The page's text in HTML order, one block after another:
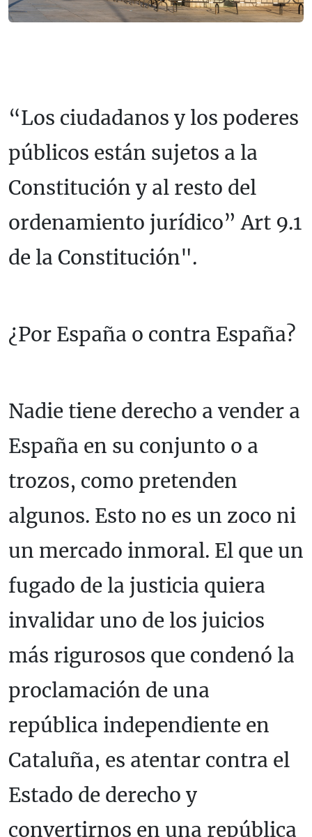
“Los ciudadanos y los poderes
públicos están sujetos a la
Constitución y al resto del
ordenamiento jurídico” Art 9.1
de la Constitución".
¿Por España o contra España?
Nadie tiene derecho a vender a
España en su conjunto o a
trozos, como pretenden
algunos. Esto no es un zoco ni
un mercado inmoral. El que un
fugado de la justicia quiera
invalidar uno de los juicios
más rigurosos que condenó la
proclamación de una
república independiente en
Cataluña, es atentar contra el
Estado de derecho y
convertirnos en una república